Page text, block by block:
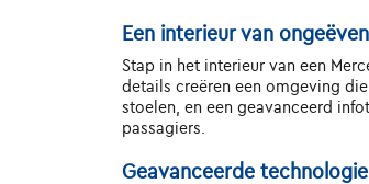
Een interieur van
Stap in het interieur van een
details creëren een omgeving
stoelen, en een geavanceerd
passagiers.
Geavanceerde